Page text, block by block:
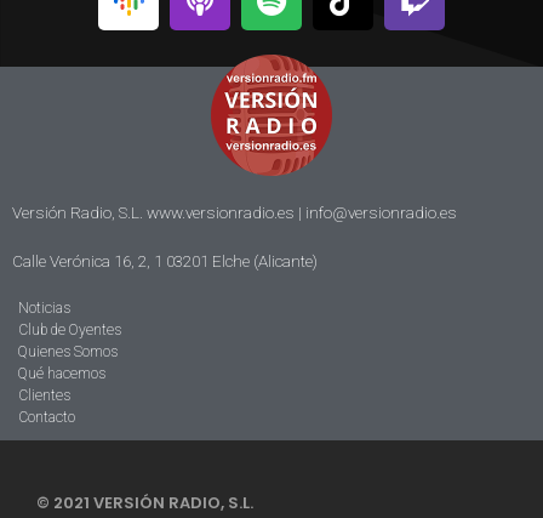
Versión Radio, S.L. www.versionradio.es | info@versionradio.es
Calle Verónica 16, 2, 1 03201 Elche (Alicante)
Noticias
Club de Oyentes
Quienes Somos
Qué hacemos
Clientes
Contacto
© 2021 VERSIÓN RADIO, S.L.